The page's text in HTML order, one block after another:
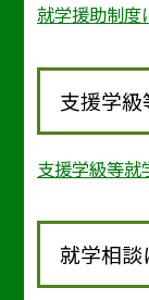
就学援助制度
支援学
支援学級等就
就学相談